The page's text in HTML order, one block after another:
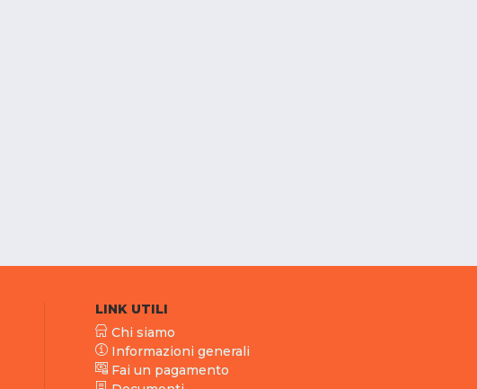
LINK UTILI
Chi siamo
Informazioni generali
Fai un pagamento